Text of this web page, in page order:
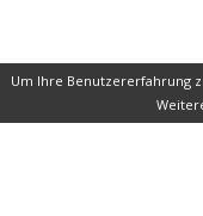
Um Ihre Benutzererfahrung